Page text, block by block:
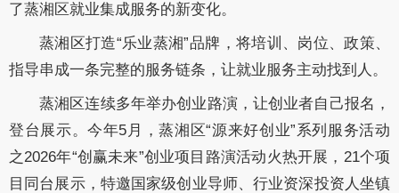
了蒸湘区就业集成服务的新变化。
蒸湘区打造“乐业蒸湘”品牌，将培训、岗位、政策、
指导串成一条完整的服务链条，让就业服务主动找到人。
蒸湘区连续多年举办创业路演，让创业者自己报名，
登台展示。今年5月，蒸湘区“源来好创业”系列服务活动
之2026年“创赢未来”创业项目路演活动火热开展，21个项
目同台展示，特邀国家级创业导师、行业资深投资人坐镇